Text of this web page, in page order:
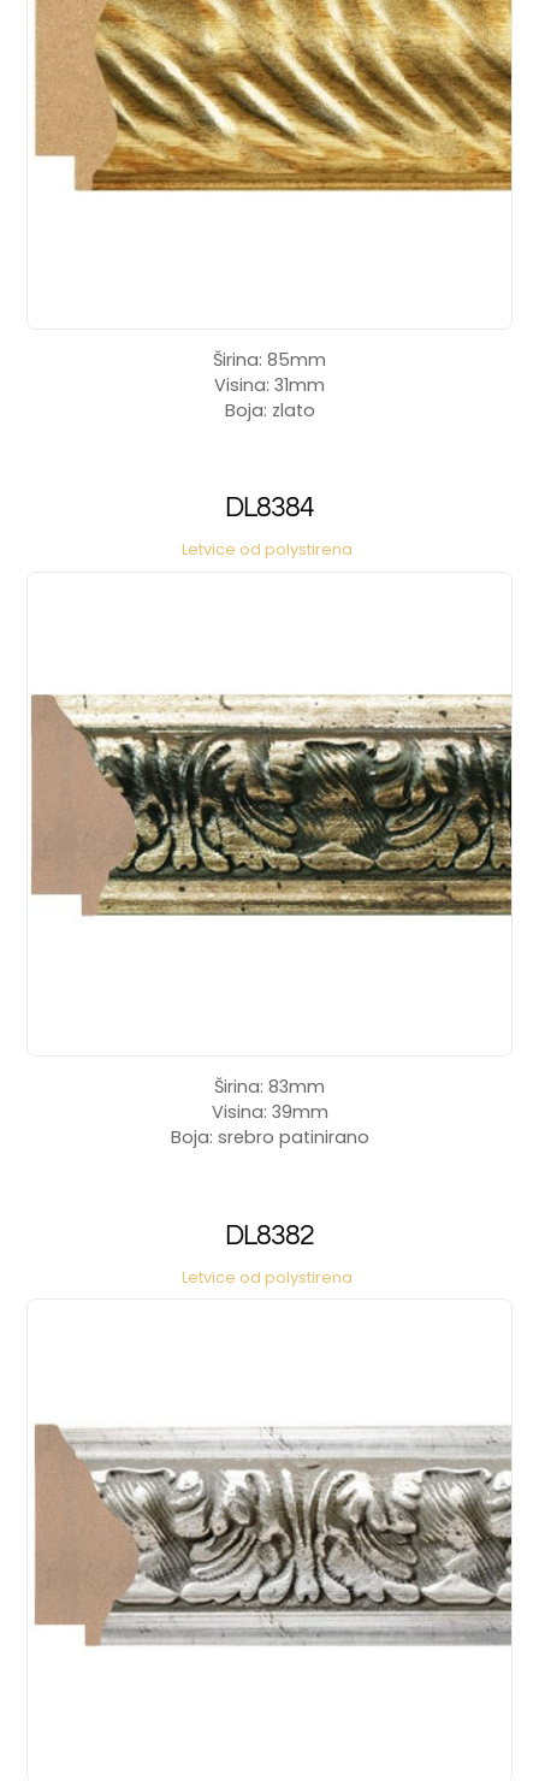
Širina: 85mm
Visina: 31mm
Boja: zlato
DL8384
Letvice od polystirena
Širina: 83mm
Visina: 39mm
Boja: srebro patinirano
DL8382
Letvice od polystirena